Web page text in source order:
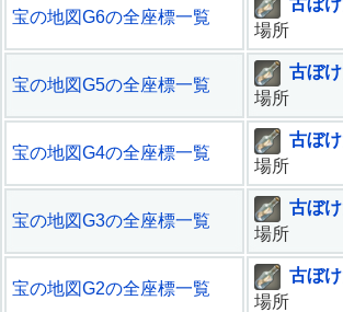
宝の地図G6の全座標一覧
場所
宝の地図G5の全座標一覧
古ぼ
場所
宝の地図G4の全座標一覧
古ぼ
場所
宝の地図G3の全座標一覧
古ぼ
場所
宝の地図G2の全座標一覧
古ぼ
場所